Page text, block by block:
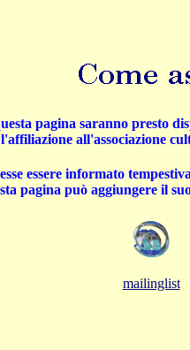
pagina saranno presto
l'affiliazione all'associazione
essere informato
pagina può aggiungere il
mailinglist